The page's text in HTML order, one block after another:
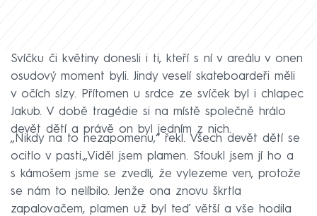
Svíčku či květiny donesli i ti, kteří s ní v areálu v onen
osudový moment byli. Jindy veselí skateboardeři měli
v očích slzy. Přítomen u srdce ze svíček byl i chlapec
Jakub. V době tragédie si na místě společně hrálo
devět dětí a právě on byl jedním z nich.
„Nikdy na to nezapomenu,“ řekl. Všech devět dětí se
ocitlo v pasti.„Viděl jsem plamen. Sfoukl jsem jí ho a
s kámošem jsme se zvedli, že vylezeme ven, protože
se nám to nelíbilo. Jenže ona znovu škrtla
zapalovačem, plamen už byl teď větší a vše hodila